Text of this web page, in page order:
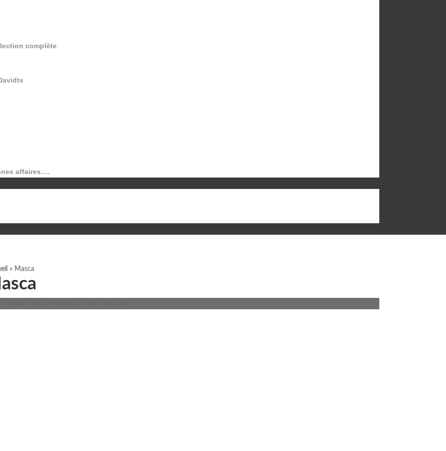
complète
affaires….
» Masca